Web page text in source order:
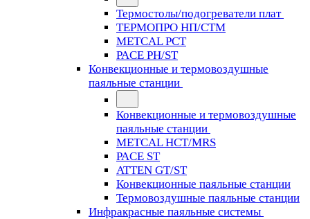
Термостолы/подогреватели плат
ТЕРМОПРО НП/СТМ
METCAL PCT
PACE PH/ST
Конвекционные и термовоздушные
паяльные станции
Конвекционные и термовоздушные
паяльные станции
METCAL HCT/MRS
PACE ST
ATTEN GT/ST
Конвекционные паяльные станции
Термовоздушные паяльные станции
Инфракрасные паяльные системы